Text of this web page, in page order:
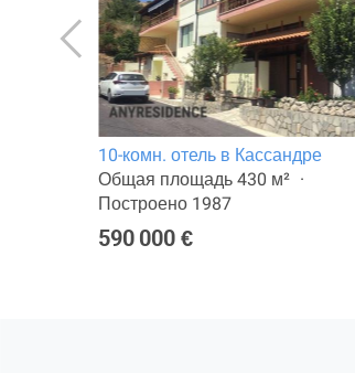
10-комн. отель в Кассандре
Общая площадь 430 м²
Построено 1987
590 000 €